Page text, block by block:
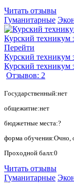
Читать отзывы
Гуманитарные
Перейти
Курский
Курский техникум
Отзывов: 2
Государственный:нет
общежитие:нет
бюджетные места:?
форма обучения:Очно,
Проходной балл:0
Читать отзывы
Гуманитарные